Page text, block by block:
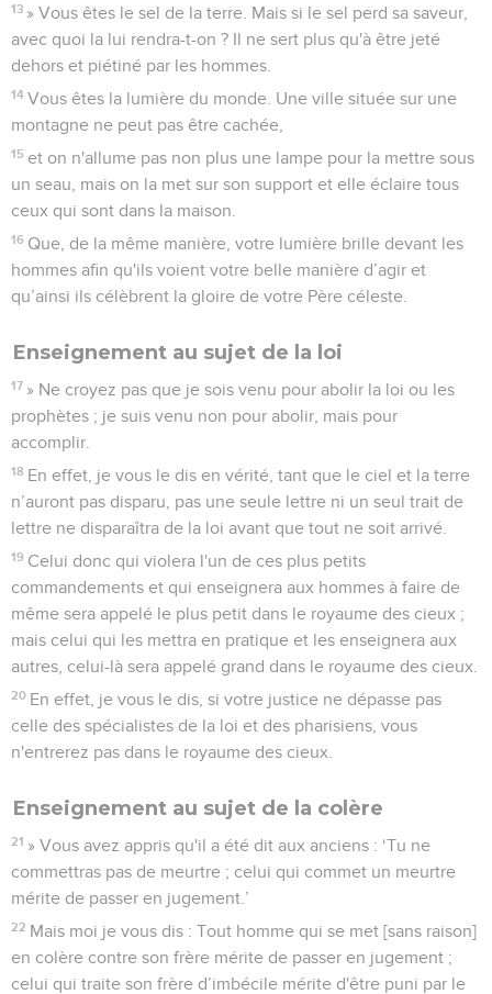
13 » Vous êtes le sel de la terre. Mais si le sel perd sa saveur,
avec quoi la lui rendra-t-on ? Il ne sert plus qu'à être jeté
dehors et piétiné par les hommes.
14 Vous êtes la lumière du monde. Une ville située sur une
montagne ne peut pas être cachée,
15 et on n'allume pas non plus une lampe pour la mettre sous
un seau, mais on la met sur son support et elle éclaire tous
ceux qui sont dans la maison.
16 Que, de la même manière, votre lumière brille devant les
hommes afin qu'ils voient votre belle manière d’agir et
qu’ainsi ils célèbrent la gloire de votre Père céleste.
Enseignement au sujet de la loi
17 » Ne croyez pas que je sois venu pour abolir la loi ou les
prophètes ; je suis venu non pour abolir, mais pour
accomplir.
18 En effet, je vous le dis en vérité, tant que le ciel et la terre
n’auront pas disparu, pas une seule lettre ni un seul trait de
lettre ne disparaîtra de la loi avant que tout ne soit arrivé.
19 Celui donc qui violera l'un de ces plus petits
commandements et qui enseignera aux hommes à faire de
même sera appelé le plus petit dans le royaume des cieux ;
mais celui qui les mettra en pratique et les enseignera aux
autres, celui-là sera appelé grand dans le royaume des cieux.
20 En effet, je vous le dis, si votre justice ne dépasse pas
celle des spécialistes de la loi et des pharisiens, vous
n'entrerez pas dans le royaume des cieux.
Enseignement au sujet de la colère
21 » Vous avez appris qu'il a été dit aux anciens : ‘Tu ne
commettras pas de meurtre ; celui qui commet un meurtre
mérite de passer en jugement.’
22 Mais moi je vous dis : Tout homme qui se met [sans raison]
en colère contre son frère mérite de passer en jugement ;
celui qui traite son frère d’imbécile mérite d'être puni par le